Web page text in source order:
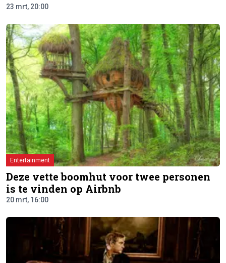
23 mrt, 20:00
Entertainment
Deze vette boomhut voor twee personen
is te vinden op Airbnb
20 mrt, 16:00